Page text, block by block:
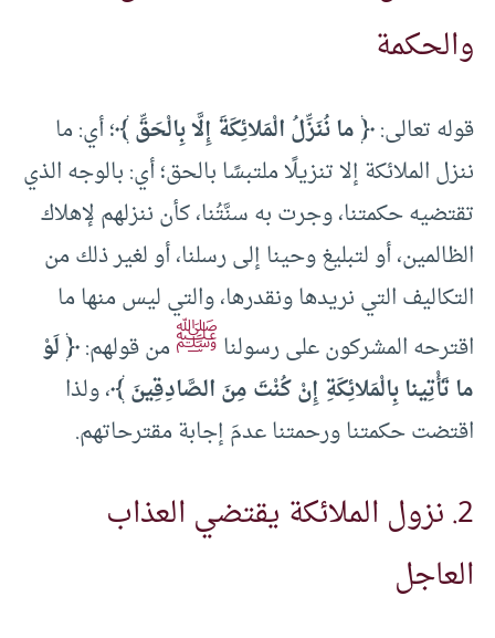
والحكمة
قوله تعالى:﴿ ما نُنَزِّلُ الْمَلائِكَةَ إِلَّا بِالْحَقِّ ﴾؛ أي: ما
ننزل الملائكة إلا تنزيلًا ملتبسًا بالحق؛ أي: بالوجه الذي
تقتضيه حكمتنا، وجرت به سنَّتُنا، كأن ننزلهم لإهلاك
الظالمين، أو لتبليغ وحينا إلى رسلنا، أو لغير ذلك من
التكاليف التي نريدها ونقدرها، والتي ليس منها ما
اقترحه المشركون على رسولناﷺمن قولهم:﴿ لَوْ
ما تَأْتِينا بِالْمَلائِكَةِ إِنْ كُنْتَ مِنَ الصَّادِقِينَ ﴾، ولذا
اقتضت حكمتنا ورحمتنا عدمَ إجابة مقترحاتهم.
2. نزول الملائكة يقتضي العذاب
العاجل